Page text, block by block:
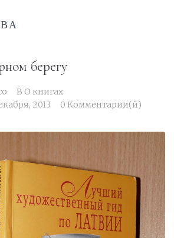
берегу
В О книгах
2013 0 Комментарии(й)